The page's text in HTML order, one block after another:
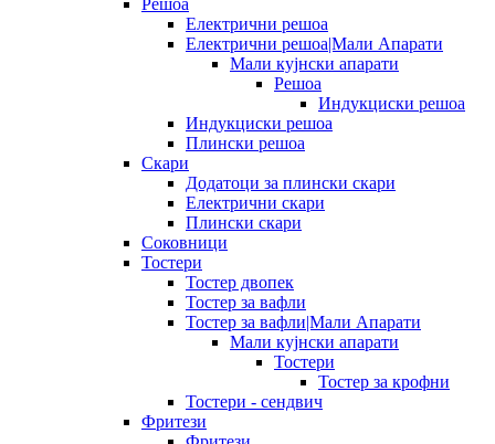
Електрични решоа
Електрични решоа|Мали Апарати
Мали кујнски апарати
Решоа
Индукциски решоа
Индукциски решоа
Плински решоа
Скари
Додатоци за плински скари
Електрични скари
Плински скари
Соковници
Тостери
Тостер двопек
Тостер за вафли
Тостер за вафли|Мали Апарати
Мали кујнски апарати
Тостери
Тостер за крофни
Тостери - сендвич
Фритези